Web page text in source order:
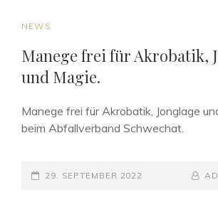
CAT
NEWS
Manege frei für Akrobatik,
und Magie.
Manege frei für Akrobatik, Jonglage
beim Abfallverband Schwechat.
POSTED-
29. SEPTEMBER 2022
BY